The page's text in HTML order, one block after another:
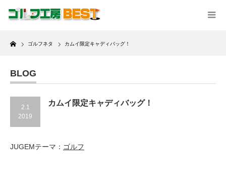
Home
ゴルフネタ カムイ限定キャディバッグ！
BLOG
2.1
2019
カムイ限定キャディバッグ！
JUGEMテーマ： ゴルフ